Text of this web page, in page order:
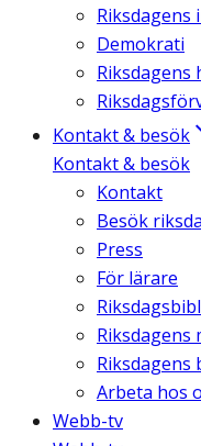
Demokrati
Riksdagens
Kontakt & besök
Kontakt & besök
Kontakt
Besök
Press
För lärare
Riksdagens
Riksdagens
Arbeta hos
Webb-tv